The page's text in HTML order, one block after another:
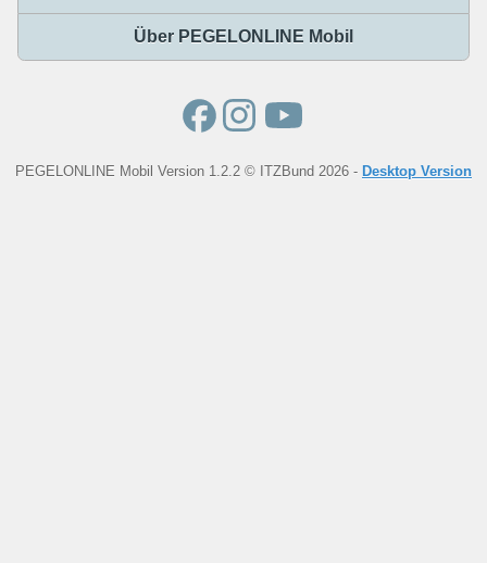
Über PEGELONLINE Mobil
PEGELONLINE Mobil Version 1.2.2 © ITZBund 2026 - Desktop Version